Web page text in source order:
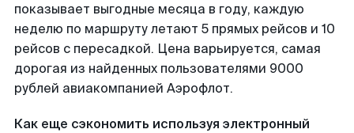
показывает выгодные месяца в году, каждую
неделю по маршруту летают 5 прямых рейсов и 10
рейсов с пересадкой. Цена варьируется, самая
дорогая из найденных пользователями 9000
рублей авиакомпанией Аэрофлот.
Как еще сэкономить используя электронный